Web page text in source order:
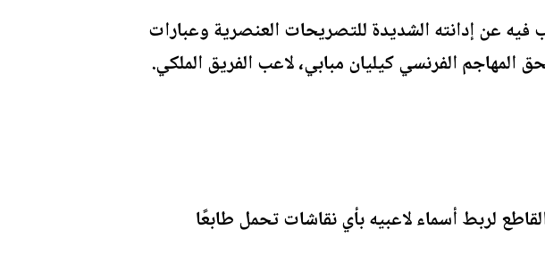
فيه عن إدانته الشديدة للتصريحات العنصرية وعبارات
المهاجم الفرنسي كيليان مبابي، لاعب الفريق الملكي.
لربط أسماء لاعبيه بأي نقاشات تحمل طابعًا